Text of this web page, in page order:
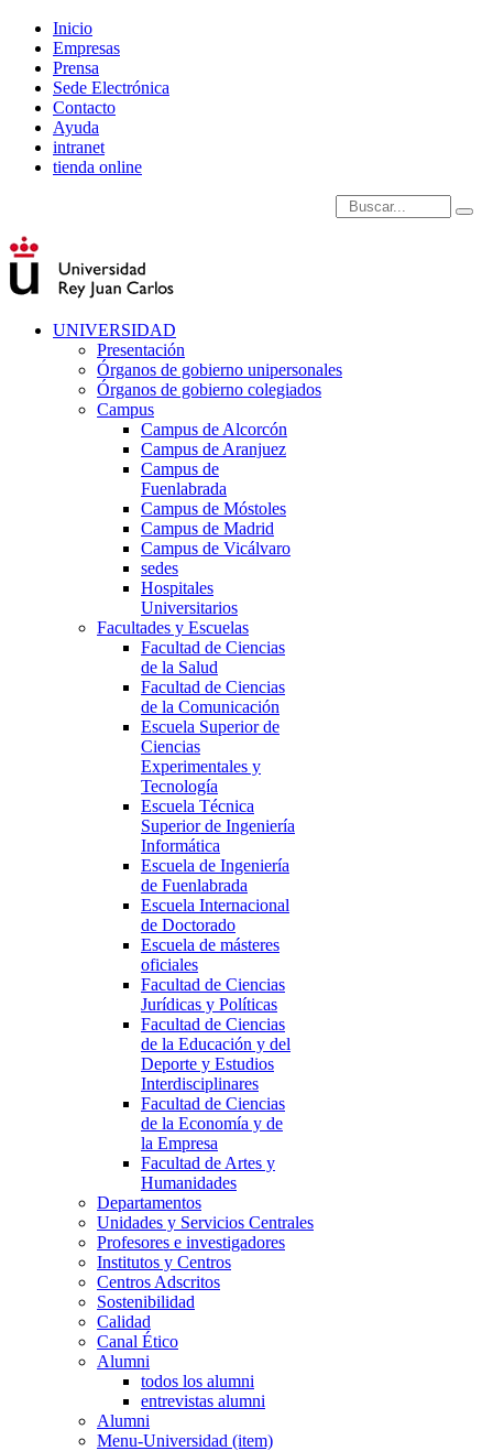
Inicio
Empresas
Prensa
Sede Electrónica
Contacto
Ayuda
intranet
tienda online
Introduce términos de
UNIVERSIDAD
Presentación
Órganos de gobierno unipersonales
Órganos de gobierno colegiados
Campus
Campus de Alcorcón
Campus de Aranjuez
Campus de
Fuenlabrada
Campus de Móstoles
Campus de Madrid
Campus de Vicálvaro
sedes
Hospitales
Universitarios
Facultades y Escuelas
Facultad de Ciencias
de la Salud
Facultad de Ciencias
de la Comunicación
Escuela Superior de
Ciencias
Experimentales y
Tecnología
Escuela Técnica
Superior de Ingeniería
Informática
Escuela de Ingeniería
de Fuenlabrada
Escuela Internacional
de Doctorado
Escuela de másteres
oficiales
Facultad de Ciencias
Jurídicas y Políticas
Facultad de Ciencias
de la Educación y del
Deporte y Estudios
Interdisciplinares
Facultad de Ciencias
de la Economía y de
la Empresa
Facultad de Artes y
Humanidades
Departamentos
Unidades y Servicios Centrales
Profesores e investigadores
Institutos y Centros
Centros Adscritos
Sostenibilidad
Calidad
Canal Ético
Alumni
todos los alumni
entrevistas alumni
Alumni
Menu-Universidad (item)